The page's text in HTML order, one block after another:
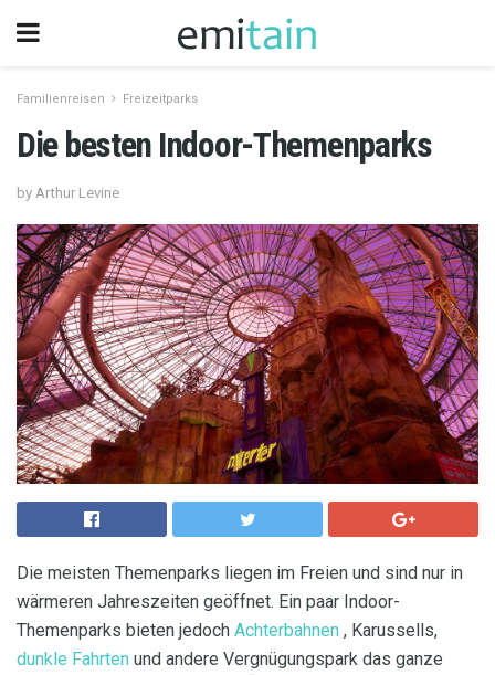
Familienreisen Freizeitparks
Die besten Indoor-Themenparks
by Arthur Levine
Die meisten Themenparks liegen im Freien und sind nur in
wärmeren Jahreszeiten geöffnet. Ein paar Indoor-
Themenparks bieten jedoch Achterbahnen , Karussells,
dunkle Fahrten und andere Vergnügungspark das ganze